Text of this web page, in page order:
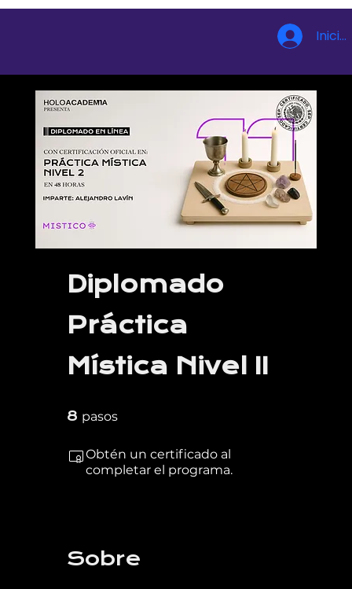
Diplomado
Práctica
Mística Nivel II
8 pasos
Obtén un certificado al
completar el programa.
Sobre